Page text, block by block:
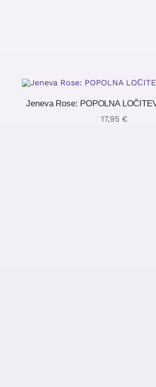
Jeneva Rose: POPOLNA
17,95 €